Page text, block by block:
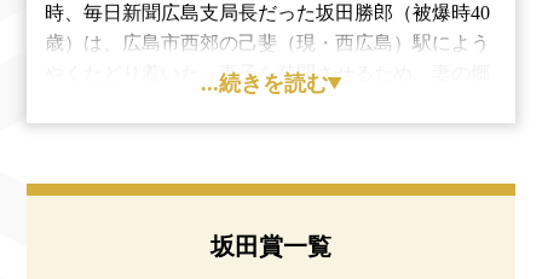
時、毎日新聞広島支局長だった坂田勝郎（被爆時40
歳）は、広島市西郊の己斐（現・西広島）駅によう
やくたどり着いた。妻子を疎開させるため、妻の郷
獄の恐怖を感じた。ずらりと皮のはげた裸の遺体が
のいたるところから煙が立ち上っていた。聞くと、
...続きを読む
坂田賞一覧